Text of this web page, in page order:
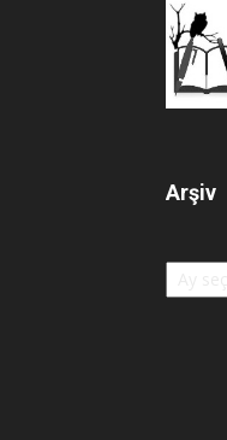
Arşiv
Arşiv